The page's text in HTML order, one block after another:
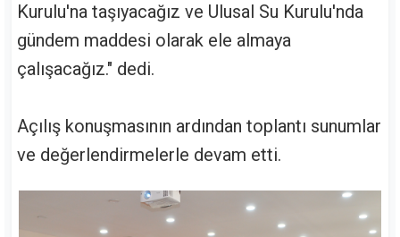
Kurulu'na taşıyacağız ve Ulusal Su Kurulu'nda
gündem maddesi olarak ele almaya
çalışacağız." dedi.
Açılış konuşmasının ardından toplantı sunumlar
ve değerlendirmelerle devam etti.